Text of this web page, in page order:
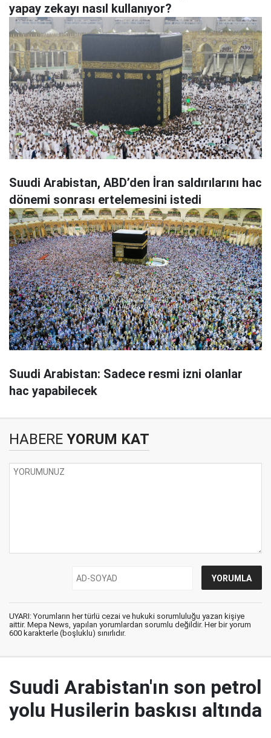
yapay zekayı nasıl kullanıyor?
Suudi Arabistan, ABD’den İran saldırılarını hac
dönemi sonrası ertelemesini istedi
Suudi Arabistan: Sadece resmi izni olanlar
hac yapabilecek
HABERE YORUM KAT
UYARI: Yorumların her türlü cezai ve hukuki sorumluluğu yazan kişiye
aittir. Mepa News, yapılan yorumlardan sorumlu değildir. Her bir yorum
600 karakterle (boşluklu) sınırlıdır.
Suudi Arabistan'ın son petrol
yolu Husilerin baskısı altında